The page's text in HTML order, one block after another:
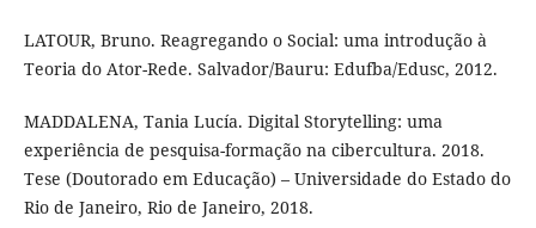
LATOUR, Bruno. Reagregando o Social: uma introdução à
Teoria do Ator-Rede. Salvador/Bauru: Edufba/Edusc, 2012.
MADDALENA, Tania Lucía. Digital Storytelling: uma
experiência de pesquisa-formação na cibercultura. 2018.
Tese (Doutorado em Educação) – Universidade do Estado do
Rio de Janeiro, Rio de Janeiro, 2018.